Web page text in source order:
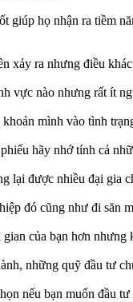
giúp họ nhận ra tiềm
xảy ra nhưng điều
vực nào nhưng rất ít
mình vào tình
hãy nhớ tính cả
lại được nhiều đại gia
đó cũng như đi săn
của bạn hơn nhưng
những quỹ đầu tư
nếu bạn muốn đầu tư